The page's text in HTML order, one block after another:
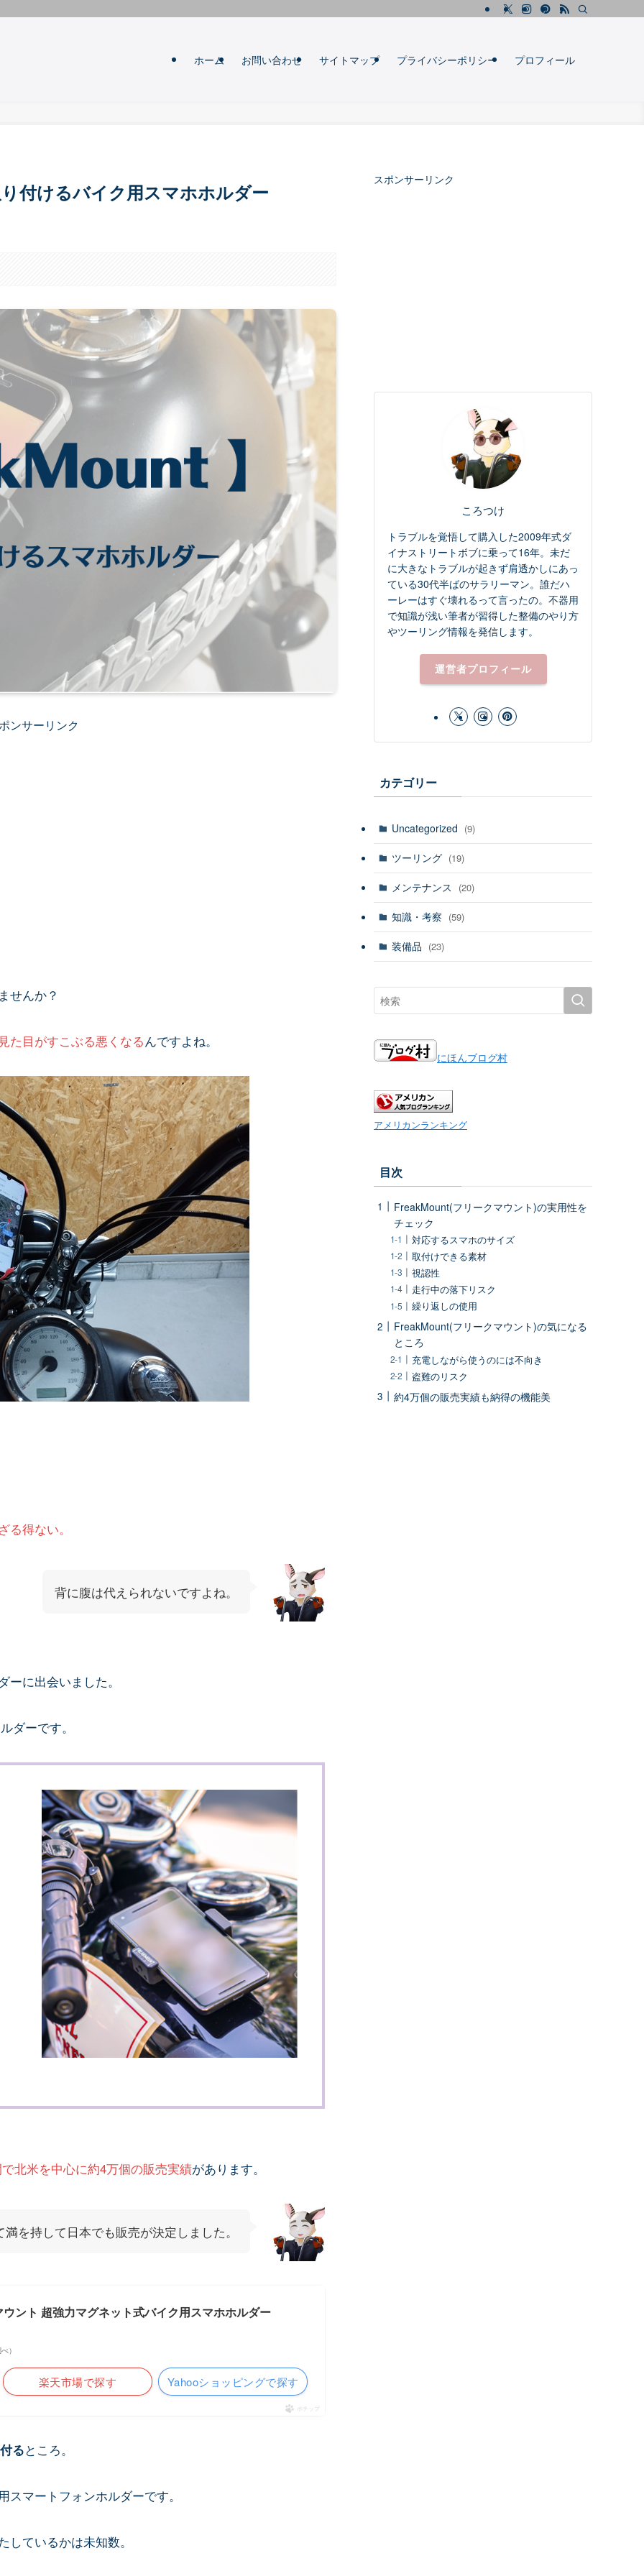
ホーム お問い合わせ サイトマップ プライバシーポリシー プロフィール
付けるバイク用スマホホルダー
ンサーリンク
せんか？
た目がすこぶる悪くなるんですよね。
る得ない。
背に腹は代えられないですよね。
に出会いました。
ダーです。
北米を中心に約4万個の販売実績があります。
満を持して日本でも販売が決定しました。
ント 超強力マグネット式バイク用スマホホルダー
）
楽天市場で探す Yahooショッピングで探す
ポチップ
るところ。
マートフォンホルダーです。
ているかは未知数。
スポンサーリンク
ころつけ
トラブルを覚悟して購入した2009年式ダ
イナストリートボブに乗って16年。未だ
に大きなトラブルが起きず肩透かしにあっ
ている30代半ばのサラリーマン。誰だハ
ーレーはすぐ壊れるって言ったの。不器用
で知識が浅い筆者が習得した整備のやり方
やツーリング情報を発信します。
運営者プロフィール
カテゴリー
Uncategorized (9)
ツーリング (19)
メンテナンス (20)
知識・考察 (59)
装備品 (23)
にほんブログ村
アメリカンランキング
目次
FreakMount(フリークマウント)の実用性を
チェック
対応するスマホのサイズ
取付けできる素材
視認性
走行中の落下リスク
繰り返しの使用
FreakMount(フリークマウント)の気になる
ところ
充電しながら使うのには不向き
盗難のリスク
約4万個の販売実績も納得の機能美